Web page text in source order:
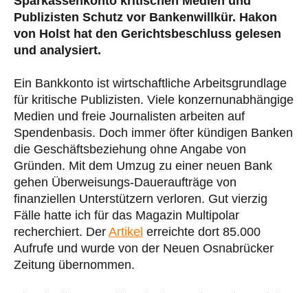
Publizisten Schutz vor Bankenwillkür. Hakon
von Holst hat den Gerichtsbeschluss gelesen
und analysiert.
Ein Bankkonto ist wirtschaftliche Arbeitsgrundlage
für kritische Publizisten. Viele konzernunabhängige
Medien und freie Journalisten arbeiten auf
Spendenbasis. Doch immer öfter kündigen Banken
die Geschäftsbeziehung ohne Angabe von
Gründen. Mit dem Umzug zu einer neuen Bank
gehen Überweisungs-Daueraufträge von
finanziellen Unterstützern verloren. Gut vierzig
Fälle hatte ich für das Magazin Multipolar
recherchiert. Der Artikel erreichte dort 85.000
Aufrufe und wurde von der Neuen Osnabrücker
Zeitung übernommen.